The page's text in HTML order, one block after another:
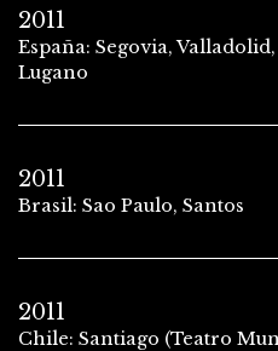
2011
España: Segovia,
Lugano
2011
Brasil: Sao Paulo, Santos
2011
Chile: Santiago (Teatro